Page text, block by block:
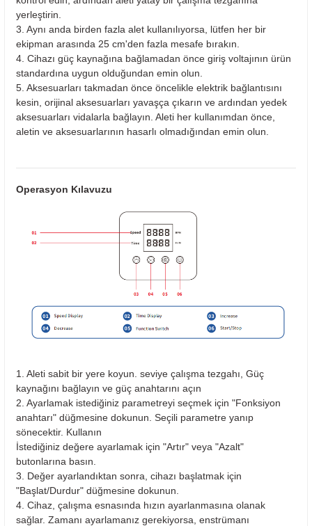
yerleştirin.
3. Aynı anda birden fazla alet kullanılıyorsa, lütfen her bir
ekipman arasında 25 cm'den fazla mesafe bırakın.
4. Cihazı güç kaynağına bağlamadan önce giriş voltajının ürün
standardına uygun olduğundan emin olun.
5. Aksesuarları takmadan önce öncelikle elektrik bağlantısını
kesin, orijinal aksesuarları yavaşça çıkarın ve ardından yedek
aksesuarları vidalarla bağlayın. Aleti her kullanımdan önce,
aletin ve aksesuarlarının hasarlı olmadığından emin olun.
Operasyon Kılavuzu
1. Aleti sabit bir yere koyun. seviye çalışma tezgahı, Güç
kaynağını bağlayın ve güç anahtarını açın
2. Ayarlamak istediğiniz parametreyi seçmek için "Fonksiyon
anahtarı" düğmesine dokunun. Seçili parametre yanıp
sönecektir. Kullanın
İstediğiniz değere ayarlamak için "Artır" veya "Azalt"
butonlarına basın.
3. Değer ayarlandıktan sonra, cihazı başlatmak için
"Başlat/Durdur" düğmesine dokunun.
4. Cihaz, çalışma esnasında hızın ayarlanmasına olanak
sağlar. Zamanı ayarlamanız gerekiyorsa, enstrümanı